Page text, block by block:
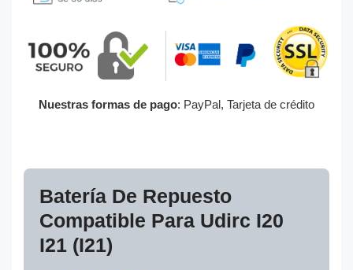
Nuestras formas de pago: PayPal, Tarjeta de crédito
Batería De Repuesto
Compatible Para Udirc I20
I21 (i21)